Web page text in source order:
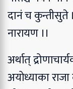
दानं च कुन्तीसुते ।
नारायण ।।
अर्थात्
अयोध्याका